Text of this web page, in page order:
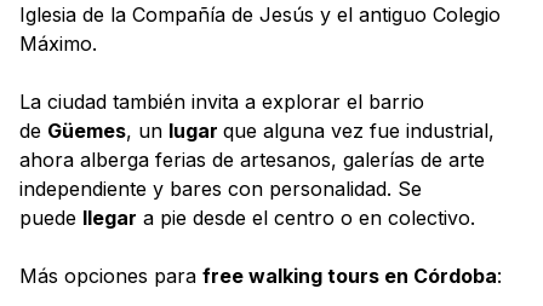
Iglesia de la Compañía de Jesús y el antiguo Colegio
Máximo.
La ciudad también invita a explorar el barrio
de Güemes, un lugar que alguna vez fue industrial,
ahora alberga ferias de artesanos, galerías de arte
independiente y bares con personalidad. Se
puede llegar a pie desde el centro o en colectivo.
Más opciones para free walking tours en Córdoba: